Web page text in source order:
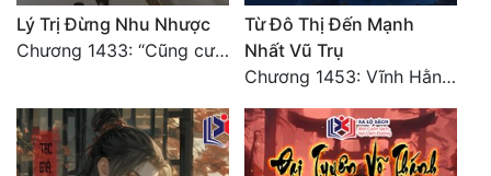
Vô Sỉ
Điềm Đạm
Lý Trị Đừng Nhu Nhược
Chương 1433: “Cũng cười Trường An danh lợi chỗ, hồng trần nửa là vó ngựa lật” (Chương kết)
Từ Đô Thị Đến Mạnh
Nhất Vũ Trụ
Chương 1453: Vĩnh Hằng Chi Cảnh! (Đại kết cục) 2